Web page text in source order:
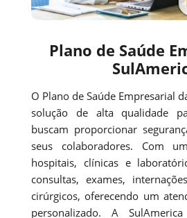
Plano de Saúde
O Plano de Saúde Empresarial
solução de alta qualidade
buscam proporcionar
seus colaboradores. Com
hospitais, clínicas e
consultas, exames,
cirúrgicos, oferecendo um
personalizado. A